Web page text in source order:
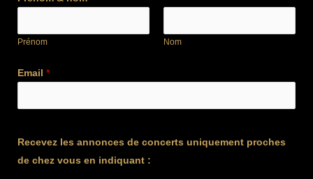
Prénom Nom
Email *
Recevez les annonces de concerts uniquement proches
de chez vous en indiquant :